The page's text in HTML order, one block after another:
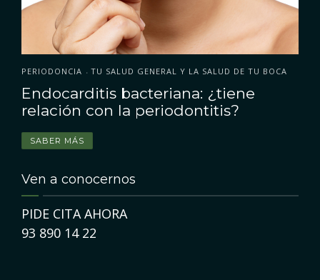
PERIODONCIA • TU SALUD GENERAL Y LA SALUD DE TU BOCA
Endocarditis bacteriana: ¿tiene
relación con la periodontitis?
SABER MÁS
Ven a conocernos
PIDE CITA AHORA
93 890 14 22